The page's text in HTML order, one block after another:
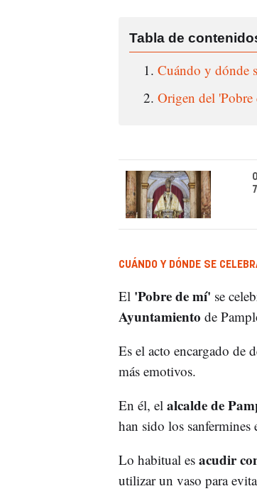
Cuándo y dónde
Origen del
CUÁNDO Y DÓNDE SE
El 'Pobre de mí' se
Ayuntamiento de
Es el acto encargado de
más emotivos.
En él, el alcalde de
han sido los
Lo habitual es acudir
utilizar un vaso para